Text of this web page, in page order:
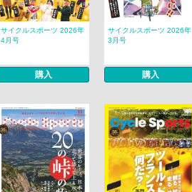
サイクルスポーツ 2026年
4月号
購入
サイクルスポーツ 2026年
3月号
購入